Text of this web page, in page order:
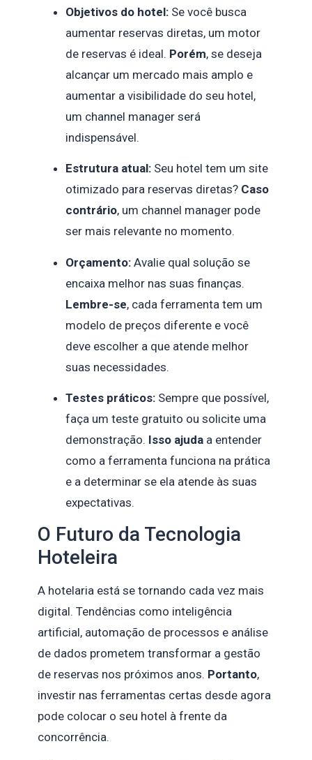
Objetivos do hotel: Se você busca
aumentar reservas diretas, um motor
de reservas é ideal. Porém, se deseja
alcançar um mercado mais amplo e
aumentar a visibilidade do seu hotel,
um channel manager será
indispensável.
Estrutura atual: Seu hotel tem um site
otimizado para reservas diretas? Caso
contrário, um channel manager pode
ser mais relevante no momento.
Orçamento: Avalie qual solução se
encaixa melhor nas suas finanças.
Lembre-se, cada ferramenta tem um
modelo de preços diferente e você
deve escolher a que atende melhor
suas necessidades.
Testes práticos: Sempre que possível,
faça um teste gratuito ou solicite uma
demonstração. Isso ajuda a entender
como a ferramenta funciona na prática
e a determinar se ela atende às suas
expectativas.
O Futuro da Tecnologia
Hoteleira
A hotelaria está se tornando cada vez mais
digital. Tendências como inteligência
artificial, automação de processos e análise
de dados prometem transformar a gestão
de reservas nos próximos anos. Portanto,
investir nas ferramentas certas desde agora
pode colocar o seu hotel à frente da
concorrência.